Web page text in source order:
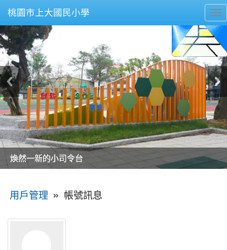
桃園市上大國民小學
美麗的操場是我們活力的來源
美麗的操場是我們活力的來源
煥然一新的小司令台
煥然一新的小司令台
富含桃園埤塘田園風光意象的中廊
富含桃園埤塘田園風光意象的中廊
嶄新的中庭廣場
嶄新的中庭廣場
水生池生生不息
水生池生生不息
用戶管理 » 帳號訊息